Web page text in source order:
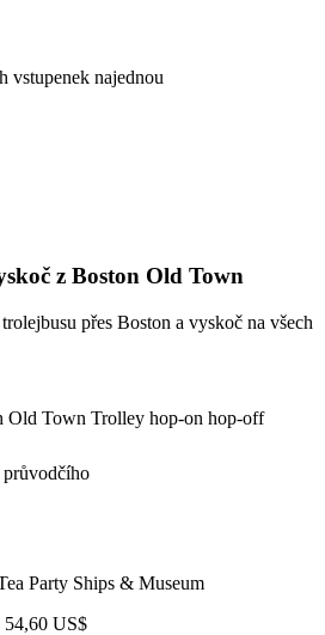
vstupenek najednou
z Boston Old Town
přes Boston a vyskoč na všech
Old Town Trolley hop-on hop-off
Party Ships & Museum
54,60 US$